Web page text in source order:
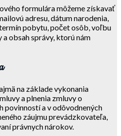
formulára môžeme získavať
adresu, dátum narodenia,
pobytu, počet osôb, voľbu
obsah správy, ktorú nám
na základe vykonania
a plnenia zmluvy o
povinností a v odôvodnených
záujmu prevádzkovateľa,
právnych nárokov.